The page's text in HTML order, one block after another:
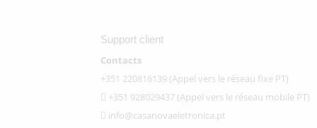
Support client
Contacts
+351 220816139 (Appel vers le réseau fixe PT)
+351 928029437 (Appel vers le réseau mobile PT)
info@casanovaeletronica.pt